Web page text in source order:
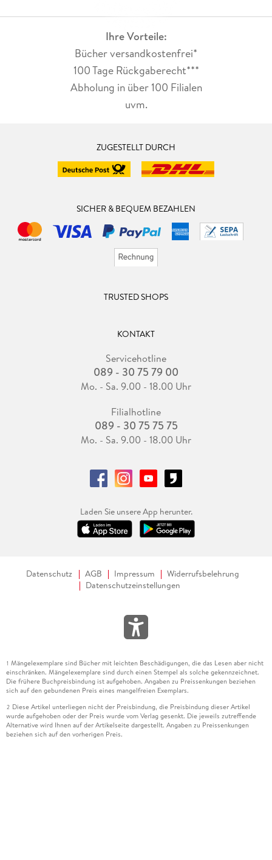
Ihre Vorteile:
Bücher versandkostenfrei*
100 Tage Rückgaberecht***
Abholung in über 100 Filialen
uvm.
ZUGESTELLT DURCH
SICHER & BEQUEM BEZAHLEN
TRUSTED SHOPS
KONTAKT
Servicehotline
089 - 30 75 79 00
Mo. - Sa. 9.00 - 18.00 Uhr
Filialhotline
089 - 30 75 75 75
Mo. - Sa. 9.00 - 18.00 Uhr
Laden Sie unsere App herunter.
Datenschutz AGB Impressum
Widerrufsbelehrung
Datenschutzeinstellungen
1 Mängelexemplare sind Bücher mit leichten Beschädigungen, die das Lesen aber nicht
einschränken. Mängelexemplare sind durch einen Stempel als solche gekennzeichnet.
Die frühere Buchpreisbindung ist aufgehoben. Angaben zu Preissenkungen beziehen
sich auf den gebundenen Preis eines mangelfreien Exemplars.
2 Diese Artikel unterliegen nicht der Preisbindung, die Preisbindung dieser Artikel
wurde aufgehoben oder der Preis wurde vom Verlag gesenkt. Die jeweils zutreffende
Alternative wird Ihnen auf der Artikelseite dargestellt. Angaben zu Preissenkungen
beziehen sich auf den vorherigen Preis.